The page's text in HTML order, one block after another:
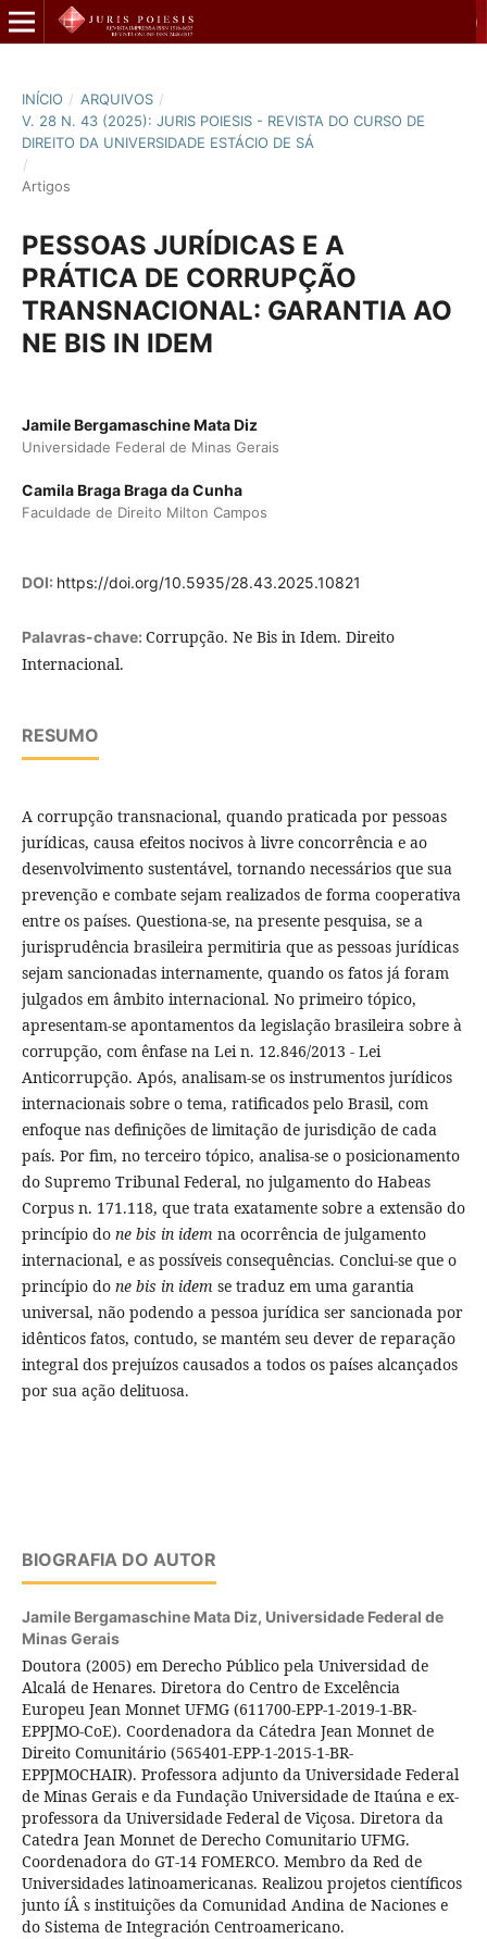
INÍCIO / ARQUIVOS /
V. 28 N. 43 (2025): JURIS POIESIS - REVISTA DO CURSO DE
DIREITO DA UNIVERSIDADE ESTÁCIO DE SÁ
/
Artigos
PESSOAS JURÍDICAS E A
PRÁTICA DE CORRUPÇÃO
TRANSNACIONAL: GARANTIA AO
NE BIS IN IDEM
Jamile Bergamaschine Mata Diz
Universidade Federal de Minas Gerais
Camila Braga Braga da Cunha
Faculdade de Direito Milton Campos
DOI: https://doi.org/10.5935/28.43.2025.10821
Palavras-chave: Corrupção. Ne Bis in Idem. Direito
Internacional.
RESUMO
A corrupção transnacional, quando praticada por pessoas
jurí­dicas, causa efeitos nocivos à livre concorrência e ao
desenvolvimento sustentável, tornando necessários que sua
prevenção e combate sejam realizados de forma cooperativa
entre os paí­ses. Questiona-se, na presente pesquisa, se a
jurisprudência brasileira permitiria que as pessoas jurí­dicas
sejam sancionadas internamente, quando os fatos já foram
julgados em âmbito internacional. No primeiro tópico,
apresentam-se apontamentos da legislação brasileira sobre à
corrupção, com ênfase na Lei n. 12.846/2013 - Lei
Anticorrupção. Após, analisam-se os instrumentos jurí­dicos
internacionais sobre o tema, ratificados pelo Brasil, com
enfoque nas definições de limitação de jurisdição de cada
paí­s. Por fim, no terceiro tópico, analisa-se o posicionamento
do Supremo Tribunal Federal, no julgamento do Habeas
Corpus n. 171.118, que trata exatamente sobre a extensão do
princí­pio do ne bis in idem na ocorrência de julgamento
internacional, e as possí­veis consequências. Conclui-se que o
princí­pio do ne bis in idem se traduz em uma garantia
universal, não podendo a pessoa jurí­dica ser sancionada por
idênticos fatos, contudo, se mantém seu dever de reparação
integral dos prejuí­zos causados a todos os paí­ses alcançados
por sua ação delituosa.
BIOGRAFIA DO AUTOR
Jamile Bergamaschine Mata Diz, Universidade Federal de
Minas Gerais
Doutora (2005) em Derecho Público pela Universidad de
Alcalá de Henares. Diretora do Centro de Excelência
Europeu Jean Monnet UFMG (611700-EPP-1-2019-1-BR-
EPPJMO-CoE). Coordenadora da Cátedra Jean Monnet de
Direito Comunitário (565401-EPP-1-2015-1-BR-
EPPJMOCHAIR). Professora adjunto da Universidade Federal
de Minas Gerais e da Fundação Universidade de Itaúna e ex-
professora da Universidade Federal de Viçosa. Diretora da
Catedra Jean Monnet de Derecho Comunitario UFMG.
Coordenadora do GT-14 FOMERCO. Membro da Red de
Universidades latinoamericanas. Realizou projetos cientí­ficos
junto íÂ s instituições da Comunidad Andina de Naciones e
do Sistema de Integración Centroamericano.